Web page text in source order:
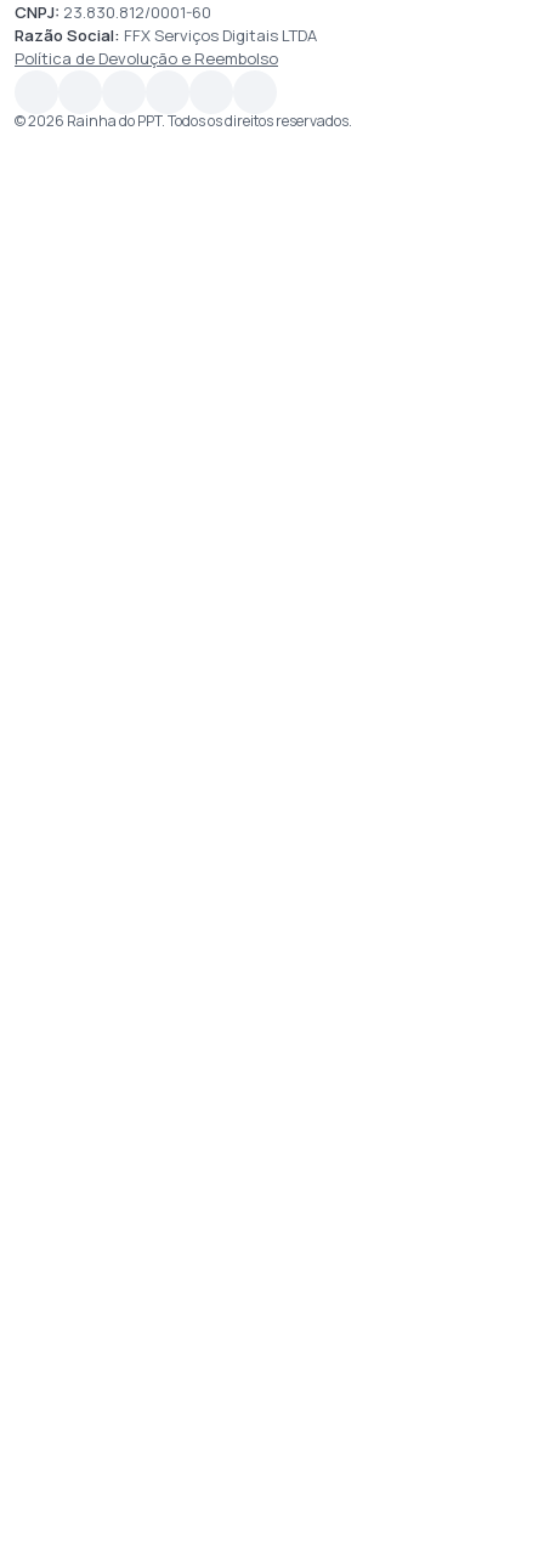
CNPJ: 23.830.812/0001-60
Razão Social: FFX Serviços Digitais LTDA
Política de Devolução e Reembolso
© 2026 Rainha do PPT. Todos os direitos reservados.